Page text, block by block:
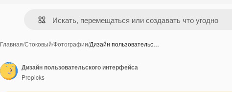
Главная/Стоковый/Фотографии/Дизайн пользовательс…
Дизайн пользовательского интерфейса
Propicks